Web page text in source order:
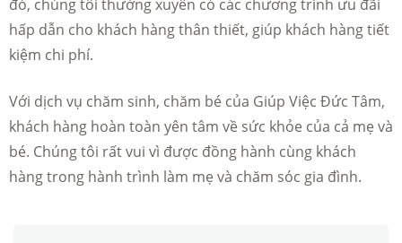
đó, chúng tôi thường xuyên có các chương trình ưu đãi
hấp dẫn cho khách hàng thân thiết, giúp khách hàng tiết
kiệm chi phí.
Với dịch vụ chăm sinh, chăm bé của Giúp Việc Đức Tâm,
khách hàng hoàn toàn yên tâm về sức khỏe của cả mẹ và
bé. Chúng tôi rất vui vì được đồng hành cùng khách
hàng trong hành trình làm mẹ và chăm sóc gia đình.